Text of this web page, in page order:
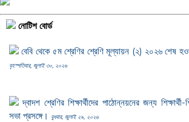
নোটিশ বোর্ড
বেবি থেকে ৫ম শ্রেণির শ্রেণি মূল্যায়ন (২) ২০২৬ শেষ
বৃহস্পতিবার, জুলাই ৩০, ২০২৬
দ্বাদশ শ্রেণির শিক্ষার্থীদের পাঠোন্নয়নের জন্য
সভা প্রসঙ্গে।
বুধবার, জুলাই ২৯, ২০২৬